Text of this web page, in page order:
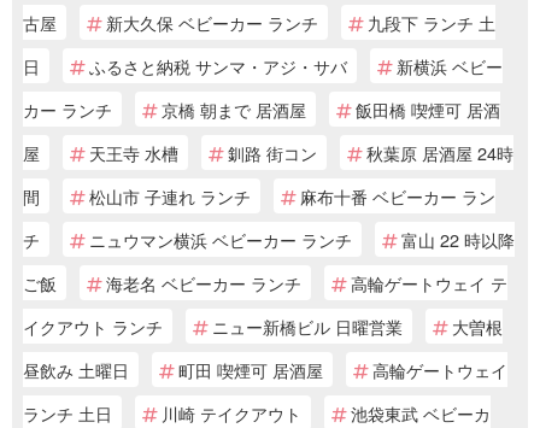
古屋
新大久保 ベビーカー ランチ
九段下 ランチ 土
日
ふるさと納税 サンマ・アジ・サバ
新横浜 ベビー
カー ランチ
京橋 朝まで 居酒屋
飯田橋 喫煙可 居酒
屋
天王寺 水槽 釧路 街コン
秋葉原 居酒屋 24時
間
松山市 子連れ ランチ
麻布十番 ベビーカー ラン
チ
ニュウマン横浜 ベビーカー ランチ
富山 22 時以降
ご飯
海老名 ベビーカー ランチ
高輪ゲートウェイ テ
イクアウト ランチ
ニュー新橋ビル 日曜営業
大曽根
昼飲み 土曜日
町田 喫煙可 居酒屋
高輪ゲートウェイ
ランチ 土日
川崎 テイクアウト
池袋東武 ベビーカ